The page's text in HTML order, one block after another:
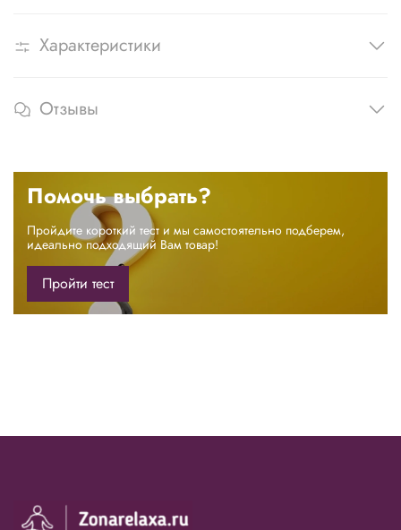
Характеристики
Отзывы
Помочь выбрать?
Пройдите короткий тест и мы самостоятельно подберем,
идеально подходящий Вам товар!
Пройти тест